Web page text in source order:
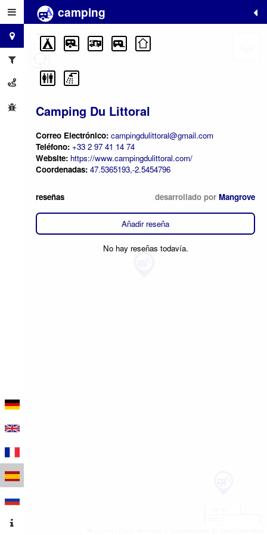
camping
Camping Du Littoral
Correo Electrónico: campingdulittoral@gmail.com
Teléfono: +33 2 97 41 14 74
Website: https://www.campingdulittoral.com/
Coordenadas: 47.5365193,-2.5454796
reseñas desarrollado por Mangrove
Añadir reseña
No hay reseñas todavía.
+
−